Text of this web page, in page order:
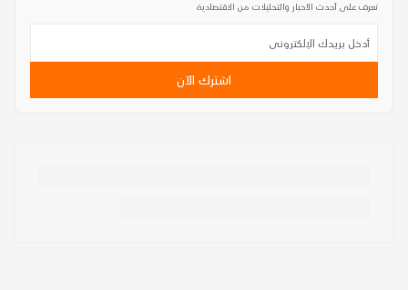
تعرف على أحدث الأخبار والتحليلات من الاقتصادية
اشترك الآن